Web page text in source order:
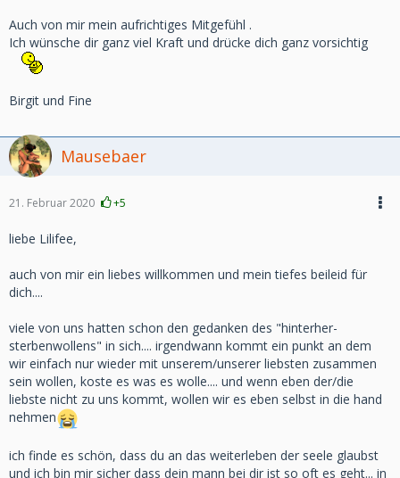
Auch von mir mein aufrichtiges Mitgefühl .
Ich wünsche dir ganz viel Kraft und drücke dich ganz vorsichtig
Birgit und Fine
Mausebaer
21. Februar 2020 +5
liebe Lilifee,
auch von mir ein liebes willkommen und mein tiefes beileid für
dich....
viele von uns hatten schon den gedanken des "hinterher-
sterbenwollens" in sich.... irgendwann kommt ein punkt an dem
wir einfach nur wieder mit unserem/unserer liebsten zusammen
sein wollen, koste es was es wolle.... und wenn eben der/die
liebste nicht zu uns kommt, wollen wir es eben selbst in die hand
nehmen
ich finde es schön, dass du an das weiterleben der seele glaubst
und ich bin mir sicher dass dein mann bei dir ist so oft es geht... in